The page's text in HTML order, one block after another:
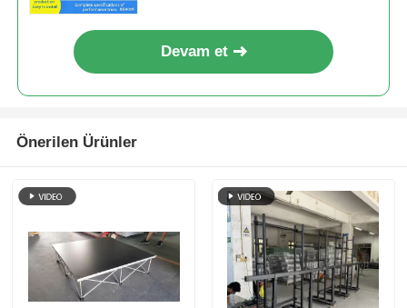
Haberler
Teklif isteyin
Alüminyum Aşama Çubuğu
Alüminyum Spigot Kafes
Devam et
Önerilen Ürünler